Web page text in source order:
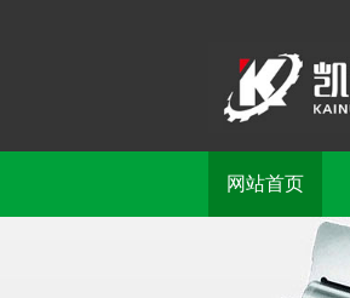
网站首页